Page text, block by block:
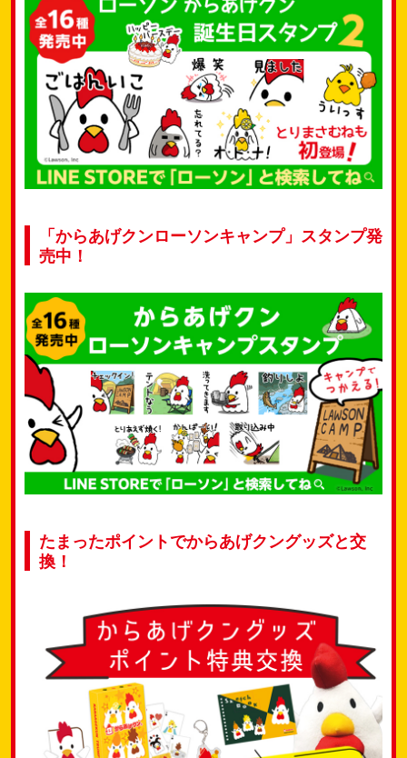
「からあげクンローソンキャンプ」スタンプ発
売中！
たまったポイントでからあげクングッズと交
換！